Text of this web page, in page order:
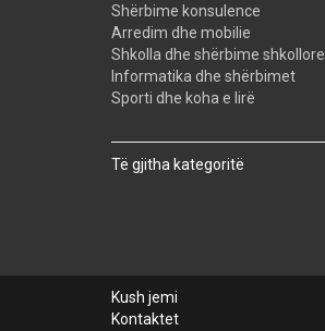
Shërbime konsulence
Arredim dhe mobilie
Shkolla dhe shërbime shkollore
Informatika dhe shërbimet
Sporti dhe koha e lirë
Të gjitha kategoritë
Kush jemi
Kontaktet